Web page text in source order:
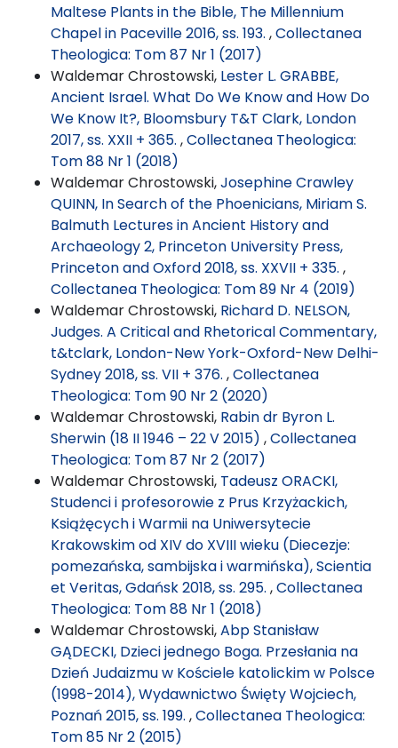
Maltese Plants in the Bible, The Millennium
Chapel in Paceville 2016, ss. 193. ,Collectanea
Theologica: Tom 87 Nr 1 (2017)
Waldemar Chrostowski, Lester L. GRABBE,
Ancient Israel. What Do We Know and How Do
We Know It?, Bloomsbury T&T Clark, London
2017, ss. XXII + 365. ,Collectanea Theologica:
Tom 88 Nr 1 (2018)
Waldemar Chrostowski,Josephine Crawley
QUINN, In Search of the Phoenicians, Miriam S.
Balmuth Lectures in Ancient History and
Archaeology 2, Princeton University Press,
Princeton and Oxford 2018, ss. XXVII + 335. ,
Collectanea Theologica: Tom 89 Nr 4 (2019)
Waldemar Chrostowski, Richard D. NELSON,
Judges. A Critical and Rhetorical Commentary,
t&tclark, London-New York-Oxford-New Delhi-
Sydney 2018, ss. VII + 376. ,Collectanea
Theologica: Tom 90 Nr 2 (2020)
Waldemar Chrostowski, Rabin dr Byron L.
Sherwin (18 II 1946 – 22 V 2015) ,Collectanea
Theologica: Tom 87 Nr 2 (2017)
Waldemar Chrostowski, Tadeusz ORACKI,
Studenci i profesorowie z Prus Krzyżackich,
Książęcych i Warmii na Uniwersytecie
Krakowskim od XIV do XVIII wieku (Diecezje:
pomezańska, sambijska i warmińska), Scientia
et Veritas, Gdańsk 2018, ss. 295. ,Collectanea
Theologica: Tom 88 Nr 1 (2018)
Waldemar Chrostowski,Abp Stanisław
GĄDECKI, Dzieci jednego Boga. Przesłania na
Dzień Judaizmu w Kościele katolickim w Polsce
(1998-2014), Wydawnictwo Święty Wojciech,
Poznań 2015, ss. 199. ,Collectanea Theologica:
Tom 85 Nr 2 (2015)